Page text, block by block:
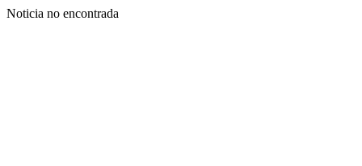
Noticia no encontrada